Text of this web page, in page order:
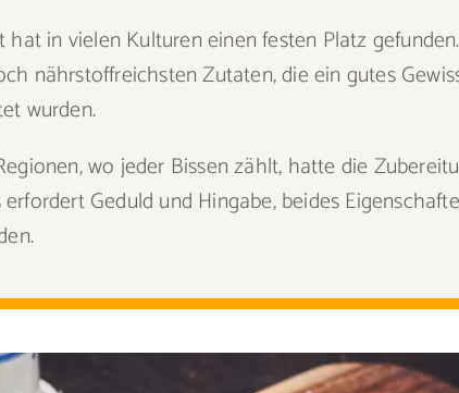
in vielen Kulturen einen festen Platz
nährstoffreichsten Zutaten, die ein gutes
wurden.
wo jeder Bissen zählt, hatte die
Geduld und Hingabe, beides